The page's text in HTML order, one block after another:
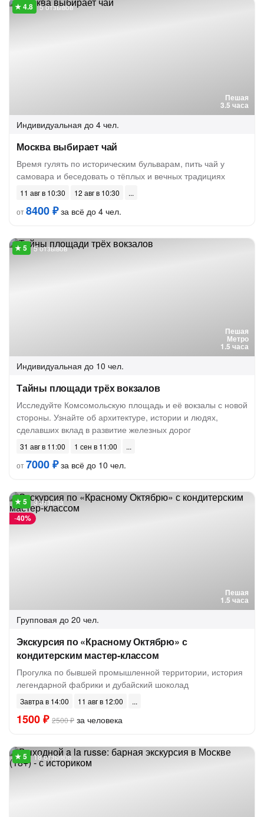
Пешая
3.5 часа
5 отзывов
Индивидуальная до 4 чел.
Москва выбирает чай
Время гулять по историческим бульварам, пить чай у
самовара и беседовать о тёплых и вечных традициях
11 авг в 10:30
12 авг в 10:30
от8400 ₽за всё до 4 чел.
Пешая
Метро
1.5 часа
5 отзывов
Индивидуальная до 10 чел.
Тайны площади трёх вокзалов
Исследуйте Комсомольскую площадь и её вокзалы с новой
стороны. Узнайте об архитектуре, истории и людях,
сделавших вклад в развитие железных дорог
31 авг в 11:00
1 сен в 11:00
от7000 ₽за всё до 10 чел.
Пешая
1.5 часа
-40%
3 отзыва
Групповая до 20 чел.
Экскурсия по «Красному Октябрю» с
кондитерским мастер-классом
Прогулка по бывшей промышленной территории, история
легендарной фабрики и дубайский шоколад
Завтра в 14:00 11 авг в 12:00
1500 ₽ 2500 ₽ за человека
18 отзывов